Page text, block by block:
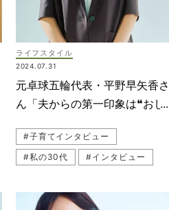
ライフスタイル
2024.07.31
元卓球五輪代表・平野早矢香さ
ん「夫からの第一印象は❝おし
#子育てインタビュー
#私の30代
#インタビュー